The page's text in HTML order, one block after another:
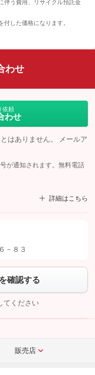
伴う費用、リサイクル預託金
した価格になります。
わせ
依頼
わせ
はありません。 メールア
が通知されます。無料電話
詳細はこちら
ら「許可する」ボタンを押
わせを
－８３
確認する
てください
販売店